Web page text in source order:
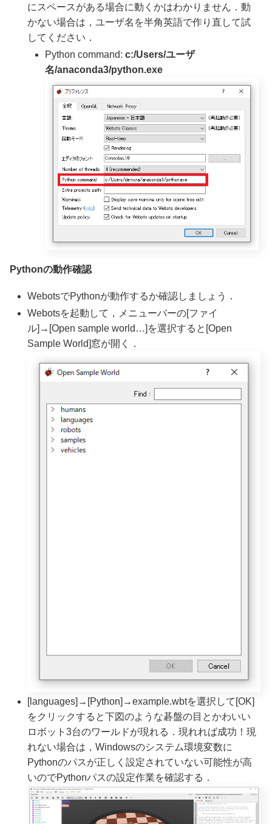
にスペースがある場合に動くかはわかりません．動
かない場合は，ユーザ名を半角英語で作り直して試
してください．
Python command:c:/Users/ユーザ
名/anaconda3/python.exe
Pythonの動作確認
WebotsでPythonが動作するか確認しましょう．
Webotsを起動して，メニューバーの[ファイ
ル]→[Open sample world…]を選択すると[Open
Sample World]窓が開く．
[languages]→[Python]→example.wbtを選択して[OK]
をクリックすると下図のような碁盤の目とかわいい
ロボット3台のワールドが現れる．現れれば成功！現
れない場合は，Windowsのシステム環境変数に
Pythonのパスが正しく設定されていない可能性が高
いのでPythonパスの設定作業を確認する．